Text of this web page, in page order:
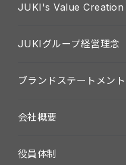
JUKI's Value Creation
JUKIグループ経営理念
ブランドステートメント
会社概要
役員体制